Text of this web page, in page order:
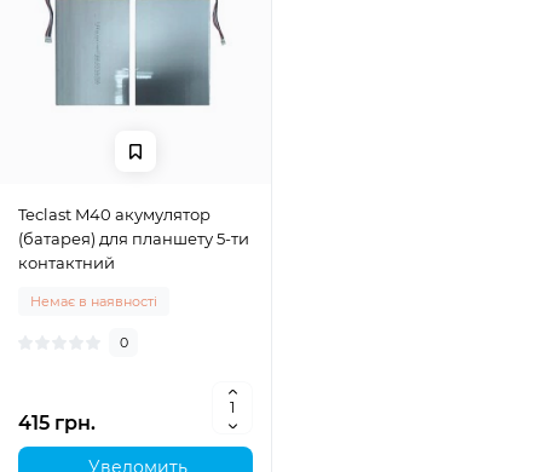
Teclast M40 акумулятор
(батарея) для планшету 5-ти
контактний
Немає в наявності
0
415 грн.
Уведомить